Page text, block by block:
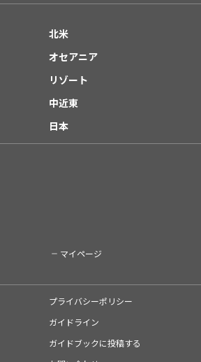
北米
オセアニア
リゾート
中近東
日本
マイページ
プライバシーポリシー
ガイドライン
ガイドブックに投稿する